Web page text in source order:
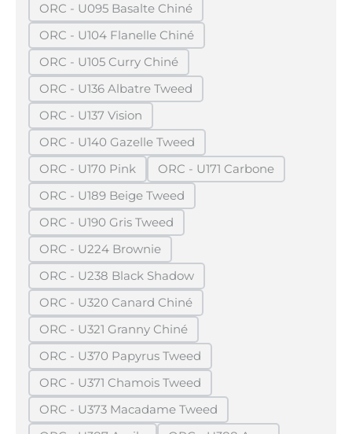
ORC - U095 Basalte Chiné
(Diese Option ist zurzeit nicht verfügbar.)
ORC - U104 Flanelle Chiné
(Diese Option ist zurzeit nicht verfügbar.)
ORC - U105 Curry Chiné
(Diese Option ist zurzeit nicht verfügbar.)
ORC - U136 Albatre Tweed
(Diese Option ist zurzeit nicht verfügbar.)
ORC - U137 Vision
(Diese Option ist zurzeit nicht verfügbar.)
ORC - U140 Gazelle Tweed
(Diese Option ist zurzeit nicht verfügbar.)
ORC - U170 Pink
(Diese Option ist zurzeit nicht verfügbar.)
ORC - U171 Carbone
(Diese Option ist zurzeit
ORC - U189 Beige Tweed
(Diese Option ist zurzeit nicht verfügbar.)
ORC - U190 Gris Tweed
(Diese Option ist zurzeit nicht verfügbar.)
ORC - U224 Brownie
(Diese Option ist zurzeit nicht verfügbar.)
ORC - U238 Black Shadow
(Diese Option ist zurzeit nicht verfügbar.)
ORC - U320 Canard Chiné
(Diese Option ist zurzeit nicht verfügbar.)
ORC - U321 Granny Chiné
(Diese Option ist zurzeit nicht verfügbar.)
ORC - U370 Papyrus Tweed
(Diese Option ist zurzeit nicht verfügbar.)
ORC - U371 Chamois Tweed
(Diese Option ist zurzeit nicht verfügbar.)
ORC - U373 Macadame Tweed
(Diese Option ist zurzeit nicht verfügbar.)